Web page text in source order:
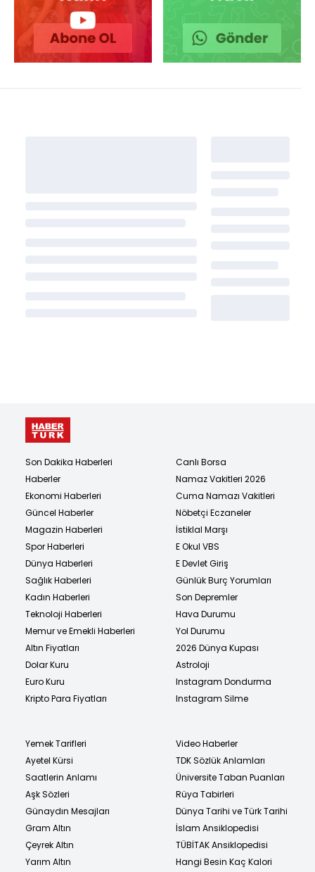
Son Dakika Haberleri
Haberler
Ekonomi Haberleri
Güncel Haberler
Magazin Haberleri
Spor Haberleri
Dünya Haberleri
Sağlık Haberleri
Kadın Haberleri
Teknoloji Haberleri
Memur ve Emekli Haberleri
Altın Fiyatları
Dolar Kuru
Euro Kuru
Kripto Para Fiyatları
Canlı Borsa
Namaz Vakitleri 2026
Cuma Namazı Vakitleri
Nöbetçi Eczaneler
İstiklal Marşı
E Okul VBS
E Devlet Giriş
Günlük Burç Yorumları
Son Depremler
Hava Durumu
Yol Durumu
2026 Dünya Kupası
Astroloji
Instagram Dondurma
Instagram Silme
Yemek Tarifleri
Ayetel Kürsi
Saatlerin Anlamı
Aşk Sözleri
Günaydın Mesajları
Gram Altın
Çeyrek Altın
Yarım Altın
Video Haberler
TDK Sözlük Anlamları
Üniversite Taban Puanları
Rüya Tabirleri
Dünya Tarihi ve Türk Tarihi
İslam Ansiklopedisi
TÜBİTAK Ansiklopedisi
Hangi Besin Kaç Kalori